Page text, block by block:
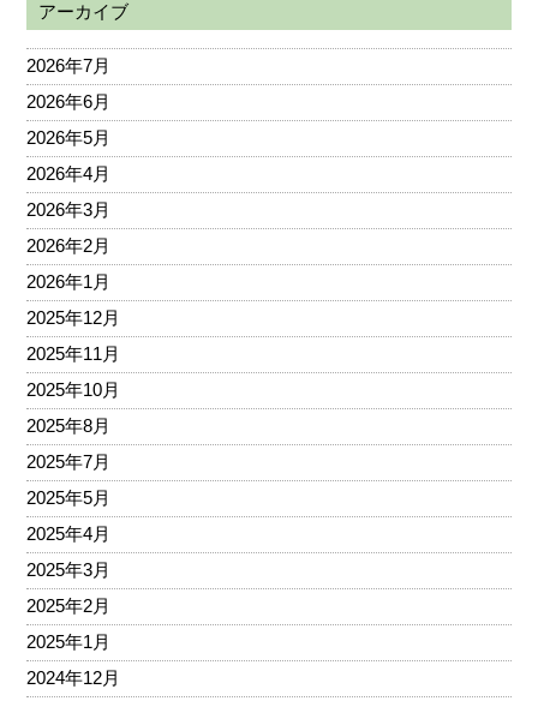
アーカイブ
2026年7月
2026年6月
2026年5月
2026年4月
2026年3月
2026年2月
2026年1月
2025年12月
2025年11月
2025年10月
2025年8月
2025年7月
2025年5月
2025年4月
2025年3月
2025年2月
2025年1月
2024年12月